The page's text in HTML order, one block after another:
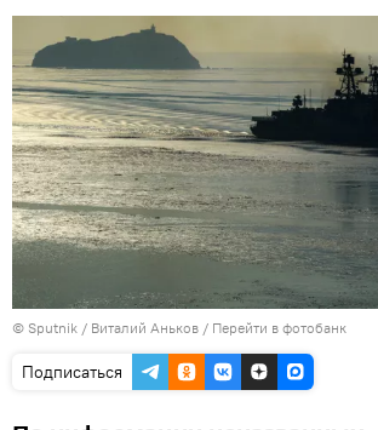
© Sputnik / Виталий Аньков / Перейти в фотобанк
Подписаться